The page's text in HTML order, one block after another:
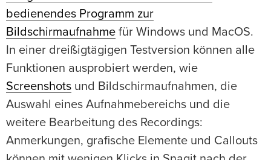
bedienendes Programm zur
Bildschirmaufnahme für Windows und MacOS.
In einer dreißigtägigen Testversion können alle
Funktionen ausprobiert werden, wie
Screenshots und Bildschirmaufnahmen, die
Auswahl eines Aufnahmebereichs und die
weitere Bearbeitung des Recordings:
Anmerkungen, grafische Elemente und Callouts